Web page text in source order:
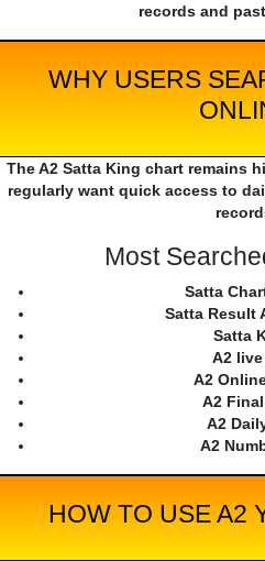
records and
WHY USERS
The A2 Satta King chart remains
regularly want quick access to
Most
Satta
Satta Result
Satta
A2
A2
A2
A2
A2
HOW TO USE A2